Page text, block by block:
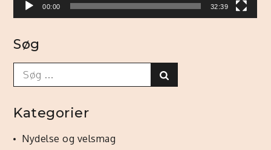
00:00 32:39
Søg
Search
for:
Kategorier
Nydelse og velsmag